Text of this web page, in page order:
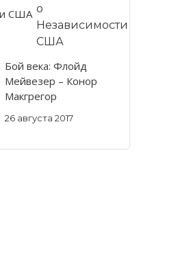
США
Бой века: Флойд
Мейвезер – Конор
Макгрегор
26 августа 2017